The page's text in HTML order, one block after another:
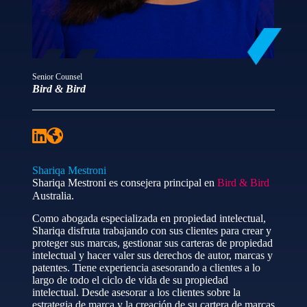
Senior Counsel
Bird & Bird
Shariqa Mestroni
Shariqa Mestroni es consejera principal en Bird & Bird
Australia.
Como abogada especializada en propiedad intelectual,
Shariqa disfruta trabajando con sus clientes para crear y
proteger sus marcas, gestionar sus carteras de propiedad
intelectual y hacer valer sus derechos de autor, marcas y
patentes. Tiene experiencia asesorando a clientes a lo
largo de todo el ciclo de vida de su propiedad
intelectual. Desde asesorar a los clientes sobre la
estrategia de marca y la creación de su cartera de marcas